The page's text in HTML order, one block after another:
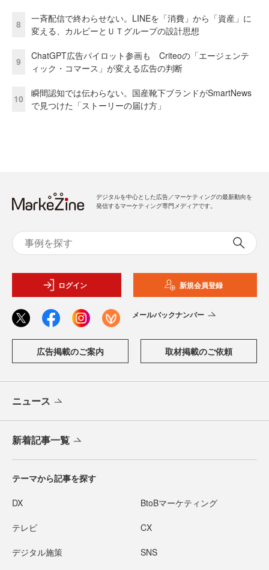
8
一斉配信で終わらせない。LINEを「消費」から「資産」に
変える、カルビーとＵＴグループの設計思想
9
ChatGPT広告パイロット参画も Criteoの「エージェンテ
ィック・コマース」が変える広告の判断
10
瞬間認知では伝わらない。国産靴下ブランドがSmartNews
で見つけた「ストーリーの届け方」
デジタルを中心とした広告／マーケティングの最新動向を
発信するマーケティング専門メディアです。
ログイン 新規会員登録
メールバックナンバー
広告掲載のご案内 取材掲載のご依頼
ニュース
新着記事一覧
テーマから記事を探す
DX BtoBマーケティング
テレビ CX
デジタル施策 SNS